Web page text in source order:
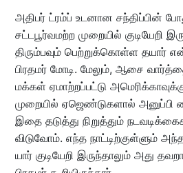
அதிபர் ட்ரம்ப் உடனான சந்திப்பின்
சட்டபூர்வமற்ற முறையில் குடியேறி
திரும்பவும் பெற்றுக்கொள்ள தயார்
பிரதமர் மோடி. மேலும், ஆசை
மக்கள் ஏமாற்றப்பட்டு
முறையில் ஏஜெண்டுகளால் அனுப்பி
இதை தடுத்து நிறுத்தும்
விடுவோம். எந்த நாட்டிற்குள்ளும்
யார் குடியேறி இருந்தாலும் அது